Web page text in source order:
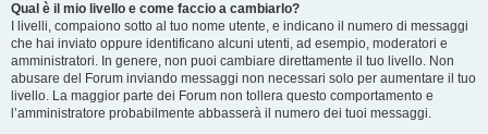
Qual è il mio livello e come faccio a cambiarlo?
I livelli, compaiono sotto al tuo nome utente, e indicano il numero di messaggi
che hai inviato oppure identificano alcuni utenti, ad esempio, moderatori e
amministratori. In genere, non puoi cambiare direttamente il tuo livello. Non
abusare del Forum inviando messaggi non necessari solo per aumentare il tuo
livello. La maggior parte dei Forum non tollera questo comportamento e
l’amministratore probabilmente abbasserà il numero dei tuoi messaggi.